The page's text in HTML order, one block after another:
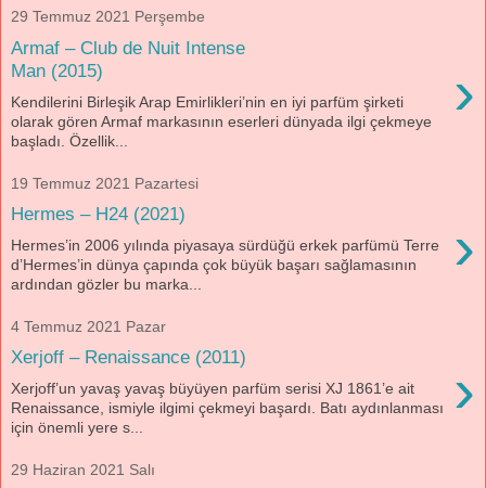
29 Temmuz 2021 Perşembe
Armaf – Club de Nuit Intense
Man (2015)
›
Kendilerini Birleşik Arap Emirlikleri’nin en iyi parfüm şirketi
olarak gören Armaf markasının eserleri dünyada ilgi çekmeye
başladı. Özellik...
19 Temmuz 2021 Pazartesi
Hermes – H24 (2021) ›
Hermes’in 2006 yılında piyasaya sürdüğü erkek parfümü Terre
d’Hermes’in dünya çapında çok büyük başarı sağlamasının
ardından gözler bu marka...
4 Temmuz 2021 Pazar
Xerjoff – Renaissance (2011) ›
Xerjoff’un yavaş yavaş büyüyen parfüm serisi XJ 1861’e ait
Renaissance, ismiyle ilgimi çekmeyi başardı. Batı aydınlanması
için önemli yere s...
29 Haziran 2021 Salı